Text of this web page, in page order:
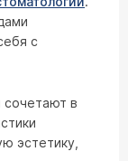
с
сочетают в
эстетику,